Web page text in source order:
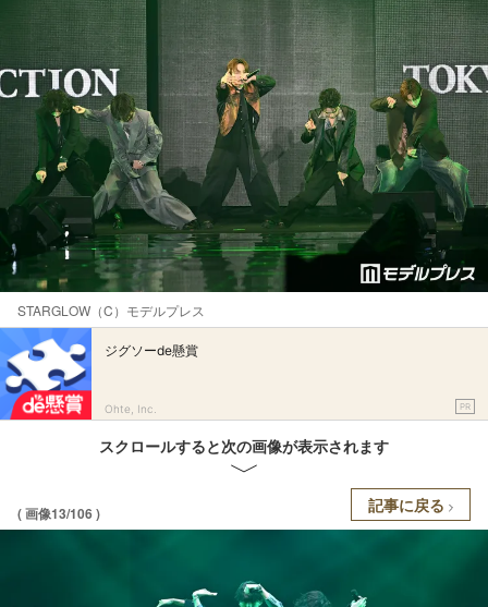
STARGLOW（C）モデルプレス
ジグソーde懸賞
Ohte, Inc. PR
スクロールすると次の画像が表示されます
( 画像13/106 ) 記事に戻る